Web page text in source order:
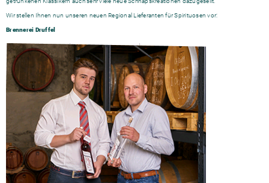
Wir stellen Ihnen nun unseren neuen Regional Lieferanten für Spirituosen vor:
Brennerei Druffel